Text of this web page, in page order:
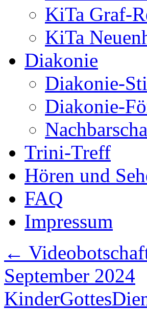
KiTa Graf-
KiTa
Diakonie
Diakonie-
Diakonie-
Trini-Treff
Hören und
FAQ
Impressum
←
September 2024